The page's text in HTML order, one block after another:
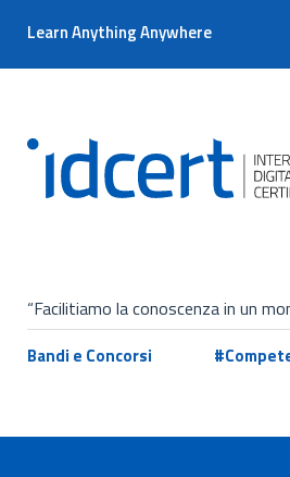
Learn Anything Anywhere
“Facilitiamo la conoscenza in un
Bandi e Concorsi